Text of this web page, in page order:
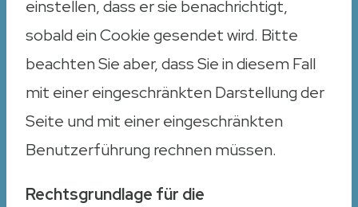
einstellen, dass er sie benachrichtigt,
sobald ein Cookie gesendet wird. Bitte
beachten Sie aber, dass Sie in diesem Fall
mit einer eingeschränkten Darstellung der
Seite und mit einer eingeschränkten
Benutzerführung rechnen müssen.
Rechtsgrundlage für die